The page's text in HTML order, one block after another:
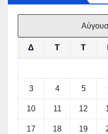
Δ Τ Τ
3 4 5
10 11 12
17 18 19